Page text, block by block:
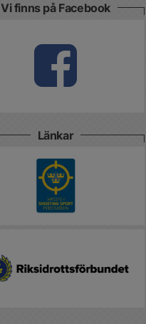
Vi finns på Facebook
Länkar